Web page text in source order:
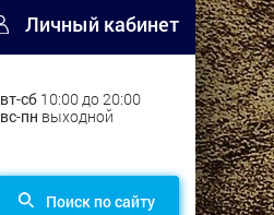
Личный кабинет
вт-сб 10:00 до 20:00
вс-пн выходной
Поиск по сайту